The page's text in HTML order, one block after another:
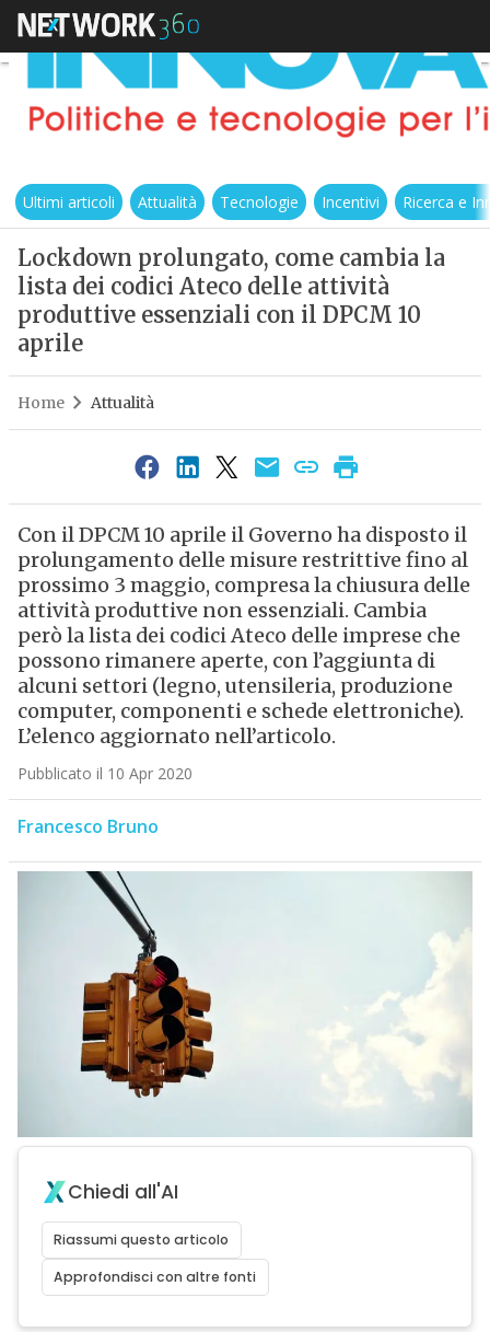
Ultimi articoli Attualità Tecnologie Incentivi Ricerca e
Lockdown prolungato, come cambia la
lista dei codici Ateco delle attività
produttive essenziali con il DPCM 10
aprile
Home Attualità
Con il DPCM 10 aprile il Governo ha disposto il
prolungamento delle misure restrittive fino al
prossimo 3 maggio, compresa la chiusura delle
attività produttive non essenziali. Cambia
però la lista dei codici Ateco delle imprese che
possono rimanere aperte, con l’aggiunta di
alcuni settori (legno, utensileria, produzione
computer, componenti e schede elettroniche).
L’elenco aggiornato nell’articolo.
Pubblicato il 10 Apr 2020
Francesco Bruno
Chiedi all'AI
Riassumi questo articolo
Approfondisci con altre fonti